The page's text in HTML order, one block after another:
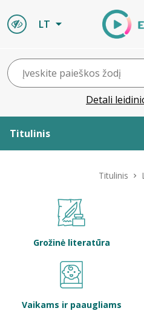
LT
Detali
Titulinis
Bibliotekoms
Titulinis
Grožinė literatūra
Vaikams ir paaugliams